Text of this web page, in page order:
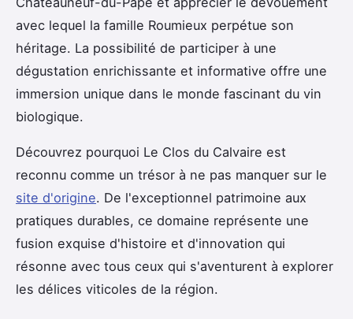
avec lequel la famille Roumieux perpétue son
héritage. La possibilité de participer à une
dégustation enrichissante et informative offre une
immersion unique dans le monde fascinant du vin
biologique.
Découvrez pourquoi Le Clos du Calvaire est
reconnu comme un trésor à ne pas manquer sur le
site d'origine. De l'exceptionnel patrimoine aux
pratiques durables, ce domaine représente une
fusion exquise d'histoire et d'innovation qui
résonne avec tous ceux qui s'aventurent à explorer
les délices viticoles de la région.